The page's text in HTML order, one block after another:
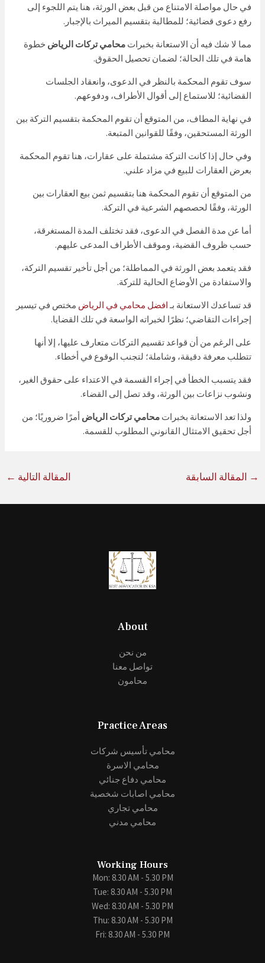
في حال مواصلة الامتناع من قبل بعض الورثة، هنا يتم اللجوء إلى
رفع دعوى قضائية؛ للمطالبة بتقسيم الميراث بالإجبار.
مما لا شك فيه أن الاستعانة بخبراتمحامي تركات الرياض خطوة
هامة في تلك الحالة؛ لضمان تحصيل الحقوق.
سوف تقوم المحكمة بالنظر في الدعوى، وانعقاد الجلسات
القضائية؛ للاستماع إلى أقوال الأطراف، ودفوعهم.
في نهاية المطاف، من المتوقع أن تقوم المحكمة بتقسيم التركة بين
الورثة المستحقين، وفقًا للقوانين المتبعة.
وفي حال إذا كانت التركة مشتملة على عقارات، هنا تقوم المحكمة
بعرض العقارات للبيع في مزاد علني.
من المتوقع أن تقوم المحكمة هنا بتقسيم ثمن بيع العقارات بين
الورثة، وفقًا لحصصهم الشرعية في التركة.
أما عن مدة الفصل في الدعوى، فقد تختلف المدة المستغرقة،
حسب ظروف القضية، وموقف الأطراف المدعى عليهم.
فقد يتعمد بعض الورثة في المماطلة؛ من أجل تأخير تقسيم التركة،
والاستفادة من الأوضاع الحالية للتركة.
قد تساعدك الاستعانة بـ افضل محامي في الرياض مختص في تيسير
إجراءات التقاضي؛ نظرًا لخبراته الواسعة في تلك القضايا.
على الرغم من أن قواعد تقسيم التركات متعارف عليها، إلا أنها
تتطلب معرفة دقيقة، وشاملة؛ لتجنب الوقوع في أخطاء.
فقد يتسبب الخطأ في إجراء القسمة في الاعتداء على حقوق الغير،
ونشوب نزاعات بين الورثة، وقد تصل إلى القضاء.
ولذا تعد الاستعانة بخبراتمحامي تركات الرياض أمرًا ضروريًا؛ من
أجل تحقيق الامتثال القانوني المطلوب للقسمة.
→ المقالة السابقة المقالة التالية ←
About
من نحن
تواصل معنا
محامون
Practice Areas
محامي تأسيس شركات
محامي الاسرة
محامي دفاع جنائي
محامي اصابات شخصية
محامي تجاري
محامي مدني
Working Hours
Mon: 8.30 AM - 5.30 PM
Tue: 8.30 AM - 5.30 PM
Wed: 8.30 AM - 5.30 PM
Thu: 8.30 AM - 5.30 PM
Fri: 8.30 AM - 5.30 PM